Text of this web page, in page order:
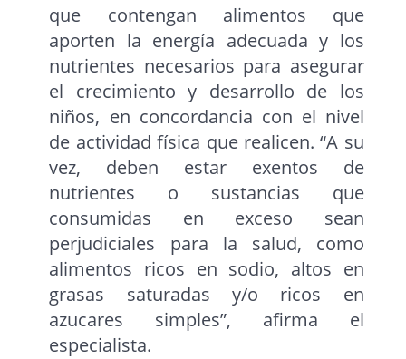
que contengan alimentos que
aporten la energía adecuada y los
nutrientes necesarios para asegurar
el crecimiento y desarrollo de los
niños, en concordancia con el nivel
de actividad física que realicen. “A su
vez, deben estar exentos de
nutrientes o sustancias que
consumidas en exceso sean
perjudiciales para la salud, como
alimentos ricos en sodio, altos en
grasas saturadas y/o ricos en
azucares simples”, afirma el
especialista.